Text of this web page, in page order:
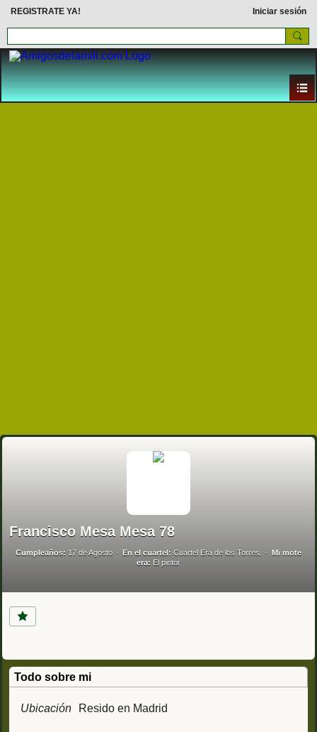
REGISTRATE YA! Iniciar sesión
Francisco Mesa Mesa 78
Cumpleaños: 17 de Agosto En el cuartel: Cuartel Era de los Torres.
Mi mote
era: El pintor
Todo sobre mi
Ubicación Resido en Madrid